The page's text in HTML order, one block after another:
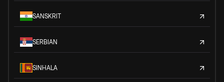
SANSKRIT
SERBIAN
SINHALA